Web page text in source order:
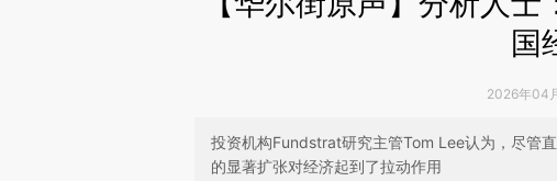
国
2026年04
投资机构Fundstrat研究主管Tom Lee认为，尽管
的显著扩张对经济起到了拉动作用